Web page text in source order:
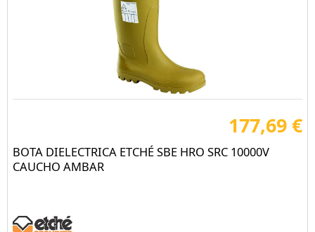
177,69 €
BOTA DIELECTRICA ETCHÉ SBE HRO SRC 10000V
CAUCHO AMBAR